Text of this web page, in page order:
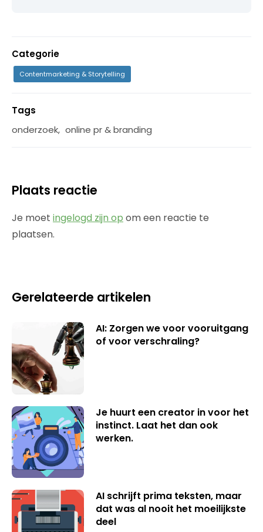
Categorie
Contentmarketing & Storytelling
Tags
onderzoek, online pr & branding
Plaats reactie
Je moet ingelogd zijn op om een reactie te
plaatsen.
Gerelateerde artikelen
AI: Zorgen we voor vooruitgang
of voor verschraling?
Je huurt een creator in voor het
instinct. Laat het dan ook
werken.
AI schrijft prima teksten, maar
dat was al nooit het moeilijkste
deel